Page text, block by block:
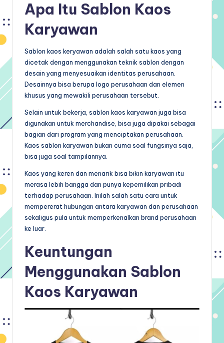
Apa Itu Sablon Kaos
Karyawan
Sablon kaos keryawan adalah salah satu kaos yang
dicetak dengan menggunakan teknik sablon dengan
desain yang menyesuaikan identitas perusahaan.
Desainnya bisa berupa logo perusahaan dan elemen
khusus yang mewakili perusahaan tersebut.
Selain untuk bekerja, sablon kaos karyawan juga bisa
digunakan untuk merchandise, bisa juga dipakai sebagai
bagian dari program yang menciptakan perusahaan.
Kaos sablon karyawan bukan cuma soal fungsinya saja,
bisa juga soal tampilannya.
Kaos yang keren dan menarik bisa bikin karyawan itu
merasa lebih bangga dan punya kepemilikan pribadi
terhadap perusahaan. Inilah salah satu cara untuk
mempererat hubungan antara karyawan dan perusahaan
sekaligus pula untuk memperkenalkan brand perusahaan
ke luar.
Keuntungan
Menggunakan Sablon
Kaos Karyawan